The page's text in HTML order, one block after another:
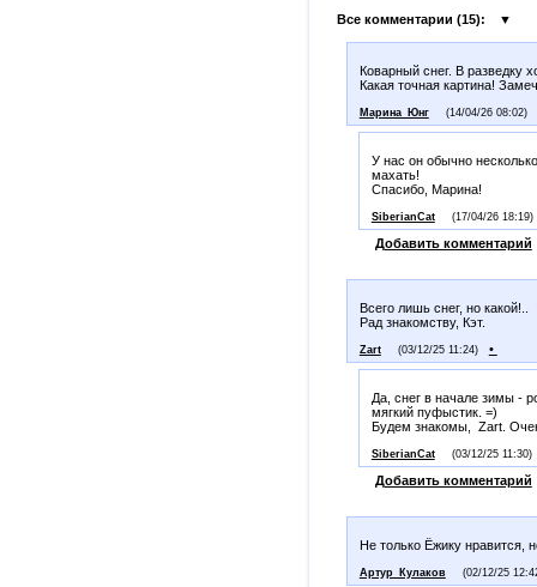
Все комментарии (15): ▼
Коварный снег. В разведку
Какая точная картина!
Марина_Юнг (14/04/26 08:02)
У нас он обычно
махать!
Спасибо, Марина!
SiberianCat (17/04/26 18:19)
Добавить комментарий
Всего лишь снег, но какой!..
Рад знакомству, Кэт.
Zart (03/12/25 11:24) •
Да, снег в начале зимы -
мягкий пуфыстик. =)
Будем знакомы, Zart.
SiberianCat (03/12/25 11:30)
Добавить комментарий
Не только Ёжику нравится,
Артур_Кулаков (02/12/25